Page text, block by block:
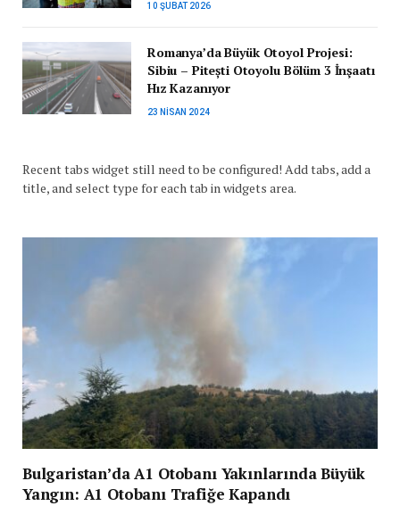
10 ŞUBAT 2026
Romanya’da Büyük Otoyol Projesi:
Sibiu – Pitești Otoyolu Bölüm 3 İnşaatı
Hız Kazanıyor
23 NISAN 2024
Recent tabs widget still need to be configured! Add tabs, add a
title, and select type for each tab in widgets area.
Bulgaristan’da A1 Otobanı Yakınlarında Büyük
Yangın: A1 Otobanı Trafiğe Kapandı